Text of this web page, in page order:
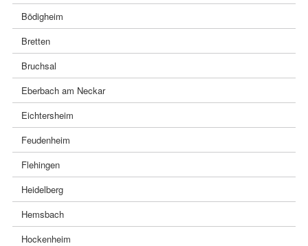
Bödigheim
Bretten
Bruchsal
Eberbach am Neckar
Eichtersheim
Feudenheim
Flehingen
Heidelberg
Hemsbach
Hockenheim